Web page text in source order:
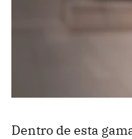
Dentro de esta